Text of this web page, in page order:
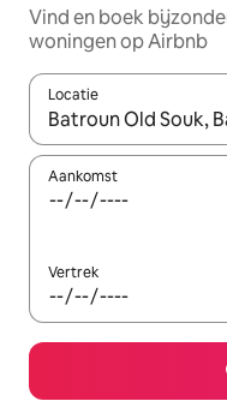
Vind en boek
woningen op Airbnb
Locatie
Wanneer er
Aankomst
Vertrek